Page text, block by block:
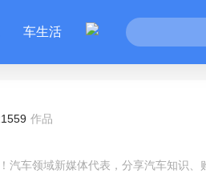
车生活
作品
汽车领域新媒体代表，分享汽车知识、